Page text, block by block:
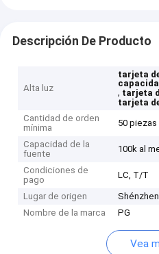
Descripción De Producto
Alta luz
tarjeta
, tarjeta
tarjeta
Cantidad de orden
mínima
50 piezas
Capacidad de la
fuente
100k al
Condiciones de
pago
LC, T/T
Lugar de origen
Nombre de la marca
PG
Vea